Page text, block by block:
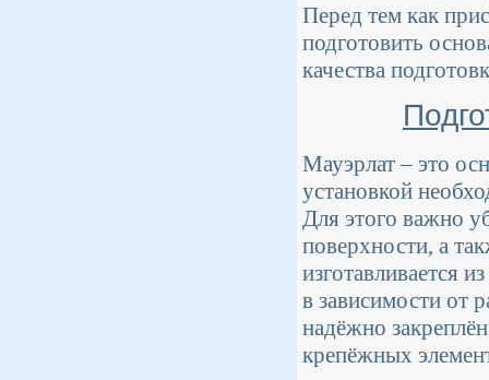
Перед тем как
подготовить
качества
Мауэрлат – это
установкой
Для этого важно
поверхности, а
изготавливается
в зависимости от
надёжно
крепёжных